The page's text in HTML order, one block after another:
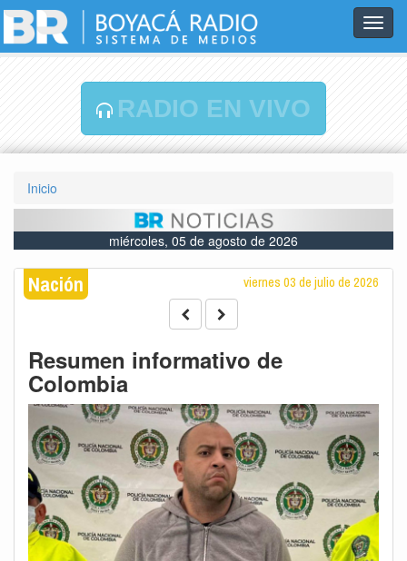
RADIO EN VIVO
Inicio
miércoles, 05 de agosto de 2026
Nación viernes 03 de julio de 2026
Resumen informativo de
Colombia